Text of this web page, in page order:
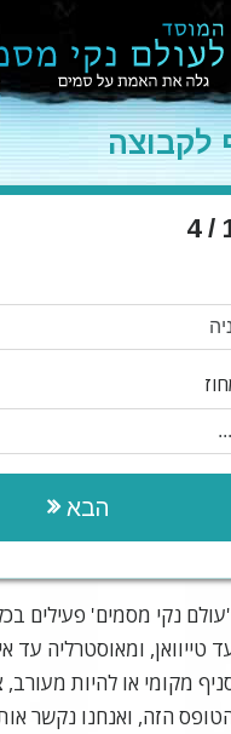
לקבוצה
הבא
נקי מסמים' פעילים
טייוואן, ומאוסטרליה עד
מקומי או להיות מעורב,
הזה, ואנחנו נקשר